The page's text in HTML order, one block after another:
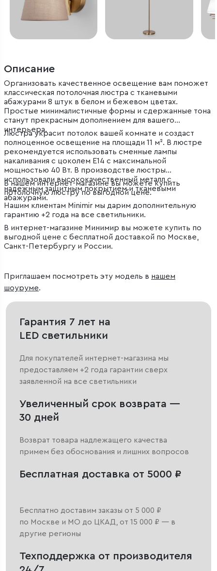
Описание
Организовать качественное освещение вам поможет
классическая потолочная люстра с тканевыми
абажурами 8 штук в белом и бежевом цветах.
Простые минималистичные формы и сдержанные тона
станут прекрасным дополнением для вашего
интерьера.
Люстра украсит потолок вашей комнате и создаст
полноценное освещение на площади 11 м². В люстре
рекомендуется использовать сменные лампы
накаливания с цоколем Е14 с максимальной
мощностью 40 Вт. В производстве люстры
использовали высококачественный металл с
надежным защитным покрытием и тканевыми
абажурами.
В нашем интернет-магазине вы можете купить
потолочную люстру по выгодной цене.
Нашим клиентам Minimir мы дарим дополнительную
гарантию +2 года на все светильники.
В интернет-магазине Минимир вы можете купить по
выгодной цене с бесплатной доставкой по Москве,
Санкт-Петербургу и России.
Приглашаем посмотреть эту модель в нашем
шоуруме.
Гарантия 7 лет на
LED светильники
Для покупателей интернет-магазина мы
предоставляем +2 года гарантии сверх
заявленной на все светильники
Увеличенный срок возврата —
30 дней
Возврат товара надлежащего качества
примем без обоснования и лишних вопросов
Бесплатная доставка от 5000 ₽
Бесплатно доставим заказы от 5 000 ₽
по Москве и МО до ЦКАД, от 15 000 ₽ — в
другие регионы
Техподдержка от производителя